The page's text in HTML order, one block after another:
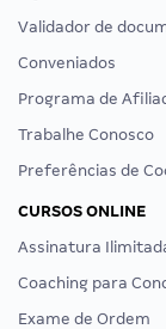
Validador de
Conveniados
Programa de
Trabalhe Conosco
Preferências de
CURSOS ONLINE
Assinatura
Coaching para
Exame de Ordem